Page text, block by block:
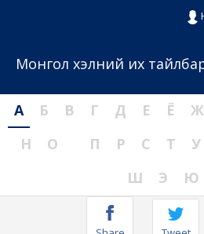
Монгол хэлний их
А Б В Г Д Е Ё Ж
Н
О П Р С Т У
Ш
Э Ю